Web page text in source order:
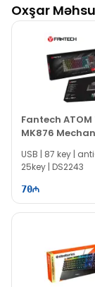
Oxşar
Fantech ATOM
MK876
Keyboard
USB | 87 key |
25key | DS2243
70